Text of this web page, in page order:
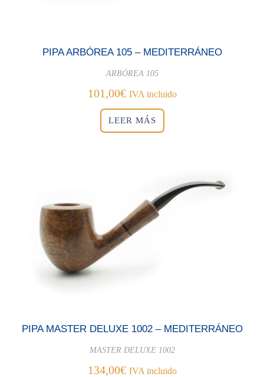
PIPA ARBÓREA 105 – MEDITERRÁNEO
ARBÓREA 105
101,00€ IVA incluido
LEER MÁS
PIPA MASTER DELUXE 1002 – MEDITERRÁNEO
MASTER DELUXE 1002
134,00€ IVA incluido